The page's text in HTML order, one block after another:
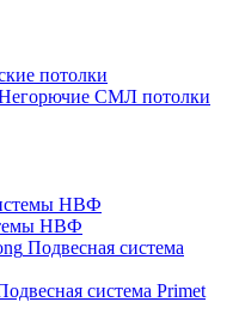
потолки
СМЛ потолки
НВФ
Подвесная система
система Primet